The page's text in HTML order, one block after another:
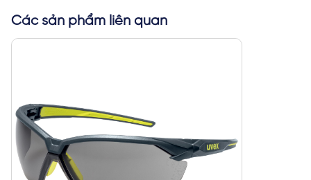
Các sản phẩm liên quan